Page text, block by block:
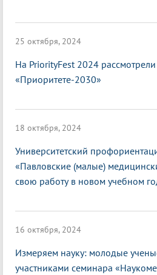
25 октября, 2024
На PriorityFest 2024
«Приоритете-2030»
18 октября, 2024
Университетский
«Павловские (малые)
свою работу в новом учебном
16 октября, 2024
Измеряем науку: молодые
участниками семинара